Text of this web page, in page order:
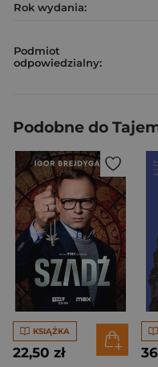
Rok wydania:
Podmiot
odpowiedzialny:
Podobne do
KSIĄŻKA
22,50 zł